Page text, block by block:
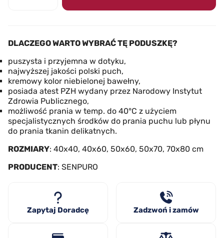
DLACZEGO WARTO WYBRAĆ TĘ PODUSZKĘ?
puszysta i przyjemna w dotyku,
najwyższej jakości polski puch,
kremowy kolor niebielonej bawełny,
posiada atest PZH wydany przez Narodowy Instytut
Zdrowia Publicznego,
możliwość prania w temp. do 40°C z użyciem
specjalistycznych środków do prania puchu lub płynu
do prania tkanin delikatnych.
ROZMIARY: 40x40, 40x60, 50x60, 50x70, 70x80 cm
PRODUCENT: SENPURO
Zapytaj Doradcę Zadzwoń i zamów